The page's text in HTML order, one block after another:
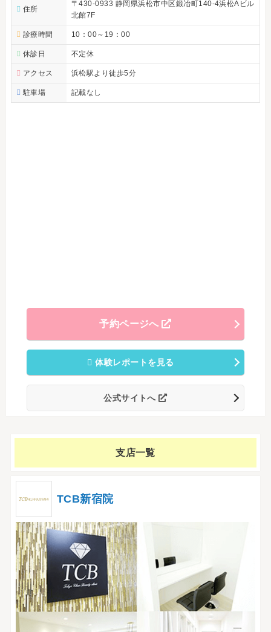
住所
〒430-0933 静岡県浜松市中区鍛冶町140-4浜松Aビル
北館7F
診療時間 10：00～19：00
休診日 不定休
アクセス 浜松駅より徒歩5分
駐車場 記載なし
予約ページへ
体験レポートを見る
公式サイトへ
支店一覧
TCB新宿院